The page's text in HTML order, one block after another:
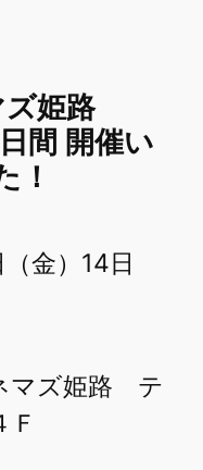
姫路
間 開催い
！
金）14日
マズ姫路 テ